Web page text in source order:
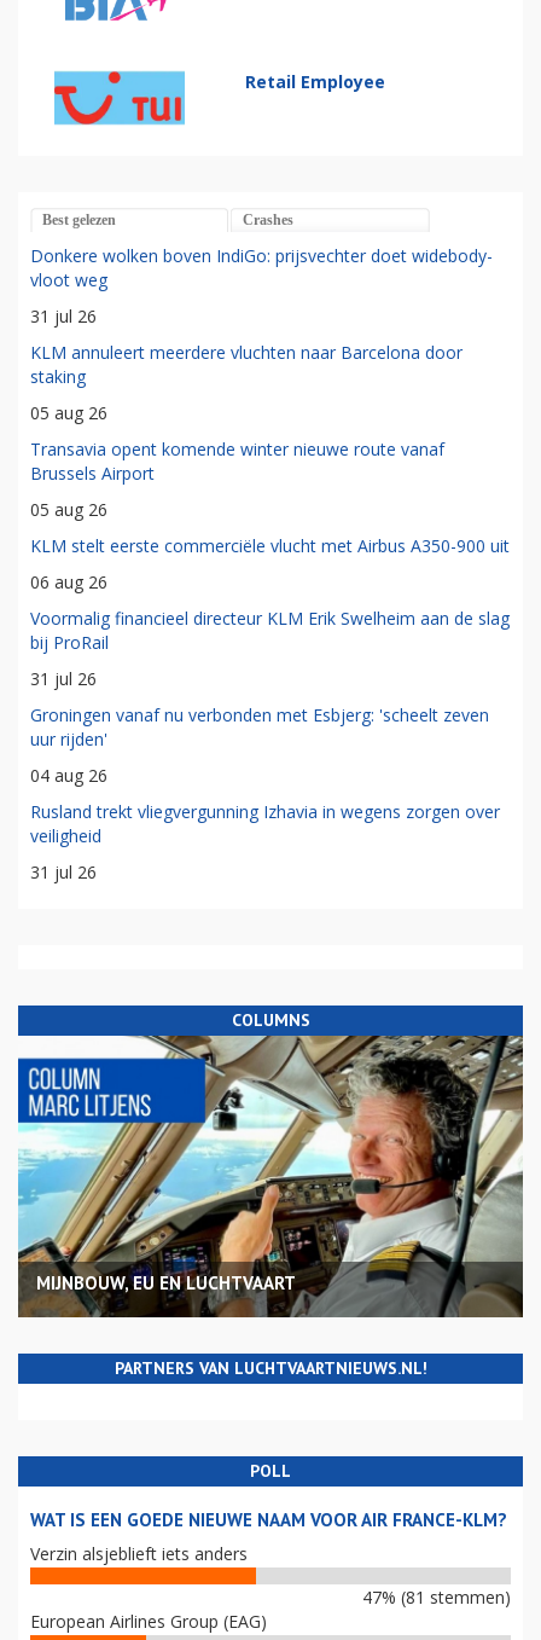
Retail Employee
Best gelezen Crashes
Donkere wolken boven IndiGo: prijsvechter doet widebody-
vloot weg
31 jul 26
KLM annuleert meerdere vluchten naar Barcelona door
staking
05 aug 26
Transavia opent komende winter nieuwe route vanaf
Brussels Airport
05 aug 26
KLM stelt eerste commerciële vlucht met Airbus A350-900 uit
06 aug 26
Voormalig financieel directeur KLM Erik Swelheim aan de slag
bij ProRail
31 jul 26
Groningen vanaf nu verbonden met Esbjerg: 'scheelt zeven
uur rijden'
04 aug 26
Rusland trekt vliegvergunning Izhavia in wegens zorgen over
veiligheid
31 jul 26
COLUMNS
MIJNBOUW, EU EN LUCHTVAART
PARTNERS VAN LUCHTVAARTNIEUWS.NL!
POLL
WAT IS EEN GOEDE NIEUWE NAAM VOOR AIR FRANCE-KLM?
Verzin alsjeblieft iets anders
47% (81 stemmen)
European Airlines Group (EAG)